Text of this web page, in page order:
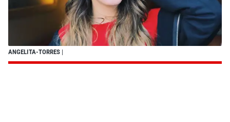
ANGELITA-TORRES |